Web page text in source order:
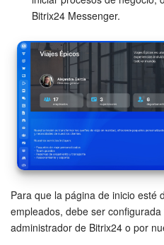
Webmail
Grupos de trabajo
Tareas
Proyectos con IA
CoPilot - IA en Bitrix24
CRM
Reserva
Bitrix24 Messenger.
Para que la página de inicio esté
empleados, debe ser
administrador de Bitrix24 o por